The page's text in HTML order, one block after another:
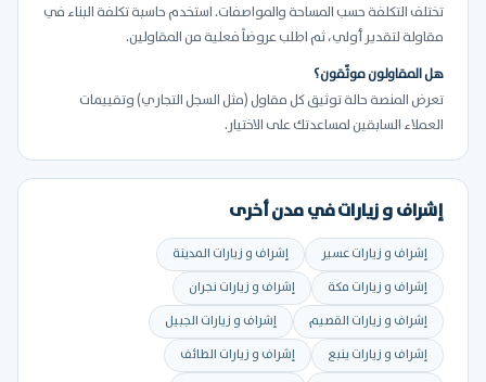
تختلف التكلفة حسب المساحة والمواصفات. استخدم حاسبة تكلفة البناء في
مقاولة لتقدير أولي، ثم اطلب عروضاً فعلية من المقاولين.
هل المقاولون موثّقون؟
تعرض المنصة حالة توثيق كل مقاول (مثل السجل التجاري) وتقييمات
العملاء السابقين لمساعدتك على الاختيار.
إشراف و زيارات في مدن أخرى
إشراف و زيارات عسير
إشراف و زيارات المدينة
إشراف و زيارات مكة
إشراف و زيارات نجران
إشراف و زيارات القصيم
إشراف و زيارات الجبيل
إشراف و زيارات ينبع
إشراف و زيارات الطائف